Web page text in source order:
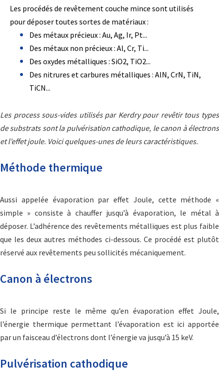
Les procédés de revêtement couche mince sont utilisés
pour déposer toutes sortes de matériaux :
Des métaux précieux : Au, Ag, Ir, Pt...
Des métaux non précieux : Al, Cr, Ti...
Des oxydes métalliques : SiO2, TiO2...
Des nitrures et carbures métalliques : AlN, CrN, TiN,
TiCN...
Les process sous-vides utilisés par Kerdry pour revêtir tous types
de substrats sont la pulvérisation cathodique, le canon à électrons
et l’effet joule. Voici quelques-unes de leurs caractéristiques.
Méthode thermique
Aussi appelée évaporation par effet Joule, cette méthode «
simple » consiste à chauffer jusqu’à évaporation, le métal à
déposer. L’adhérence des revêtements métalliques est plus faible
que les deux autres méthodes ci-dessous. Ce procédé est plutôt
réservé aux revêtements peu sollicités mécaniquement.
Canon à électrons
Si le principe reste le même qu’en évaporation effet Joule,
l’énergie thermique permettant l’évaporation est ici apportée
par un faisceau d’électrons dont l’énergie va jusqu’à 15 keV.
Pulvérisation cathodique